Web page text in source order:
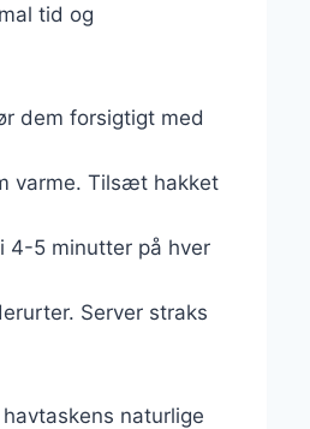
tid og
dem forsigtigt med
varme. Tilsæt hakket
4-5 minutter på hver
Server straks
naturlige